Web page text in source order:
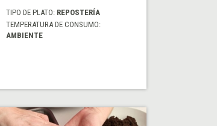
TIPO DE PLATO: REPOSTERÍA
TEMPERATURA DE CONSUMO:
AMBIENTE